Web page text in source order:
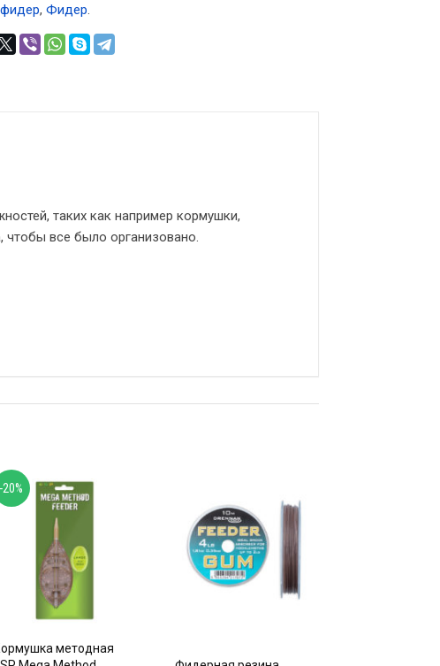
, Фидер.
таких как например кормушки,
чтобы все было организовано.
методная
-20%